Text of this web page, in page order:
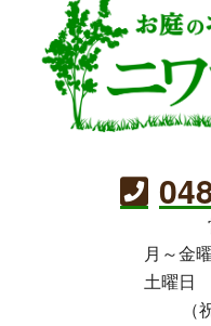
月～金
土曜